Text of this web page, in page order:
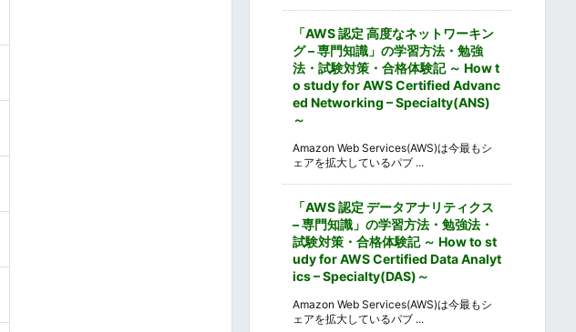
「AWS 認定 高度なネットワーキン
グ – 専門知識」の学習方法・勉強
法・試験対策・合格体験記 ～ How t
o study for AWS Certified Advanc
ed Networking – Specialty(ANS)
～
Amazon Web Services(AWS)は今最もシ
ェアを拡大しているパブ ...
「AWS 認定 データアナリティクス
– 専門知識」の学習方法・勉強法・
試験対策・合格体験記 ～ How to st
udy for AWS Certified Data Analyt
ics – Specialty(DAS)～
Amazon Web Services(AWS)は今最もシ
ェアを拡大しているパブ ...